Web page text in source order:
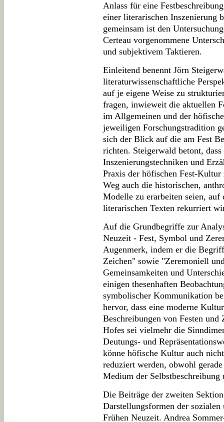
Anlass für eine
einer literarischen Inszenierung
gemeinsam ist den
Certeau vorgenommene
und subjektivem Taktieren.
Einleitend benennt Jörn
literaturwissenschaftliche
auf je eigene Weise zu
fragen, inwieweit die aktuellen
im Allgemeinen und der
jeweiligen Forschungstradition
sich der Blick auf die am Fest
richten. Steigerwald betont,
Inszenierungstechniken und
Praxis der höfischen Fest-Kultur
Weg auch die historischen,
Modelle zu erarbeiten seien, auf
literarischen Texten rekurriert
Auf die Grundbegriffe zur
Neuzeit - Fest, Symbol und
Augenmerk, indem er die
Zeichen" sowie "Zeremoniell
Gemeinsamkeiten und
einigen thesenhaften
symbolischer Kommunikation
hervor, dass eine moderne
Beschreibungen von Festen
Hofes sei vielmehr die
Deutungs- und
könne höfische Kultur auch
reduziert werden, obwohl
Medium der
Die Beiträge der zweiten
Darstellungsformen der
Frühen Neuzeit. Andrea